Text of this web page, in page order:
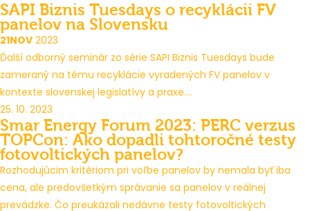
SAPI Biznis Tuesdays o recyklácii FV
panelov na Slovensku
21NOV 2023
Ďalší odborný seminár zo série SAPI Biznis Tuesdays bude
zameraný na tému recyklácie vyradených FV panelov v
kontexte slovenskej legislatívy a praxe....
25. 10. 2023
Smar Energy Forum 2023: PERC verzus
TOPCon: Ako dopadli tohtoročné testy
fotovoltických panelov?
Rozhodujúcim kritériom pri voľbe panelov by nemala byť iba
cena, ale predovšetkým správanie sa panelov v reálnej
prevádzke. Čo preukázali nedávne testy fotovoltických